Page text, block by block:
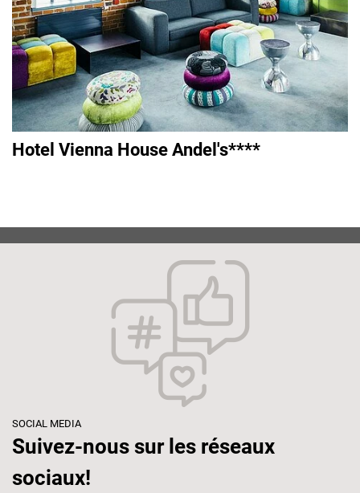
Hotel Vienna House Andel's****
SOCIAL MEDIA
Suivez-nous sur les réseaux
sociaux!